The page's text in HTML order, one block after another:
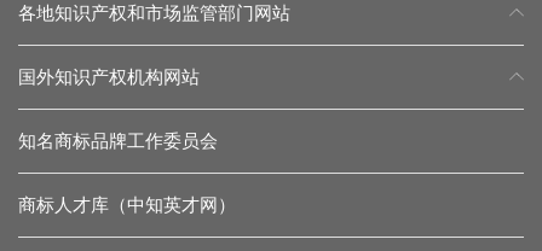
各地知识产权和市场监管部门网站
国外知识产权机构网站
知名商标品牌工作委员会
商标人才库（中知英才网）